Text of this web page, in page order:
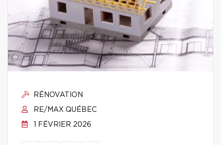
RÉNOVATION
RE/MAX QUÉBEC
1 FÉVRIER 2026